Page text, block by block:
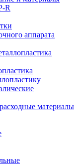
R
аппарата
материалы